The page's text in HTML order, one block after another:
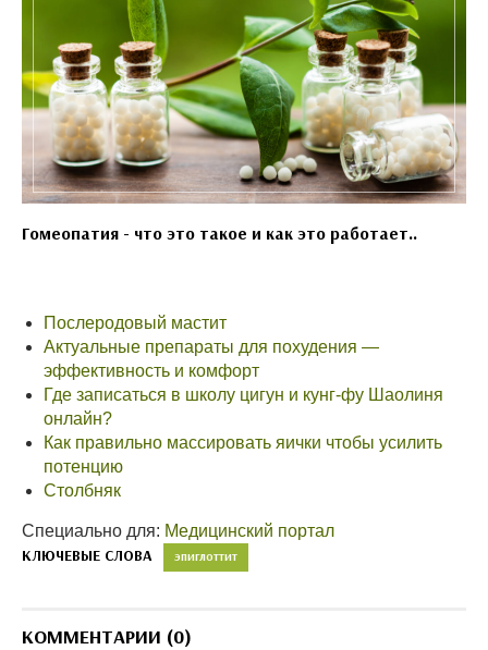
Гомеопатия - что это такое и как это работает..
Послеродовый мастит
Актуальные препараты для похудения —
эффективность и комфорт
Где записаться в школу цигун и кунг-фу Шаолиня
онлайн?
Как правильно массировать яички чтобы усилить
потенцию
Столбняк
Специально для: Медицинский портал
КЛЮЧЕВЫЕ СЛОВА ЭПИГЛОТТИТ
КОММЕНТАРИИ (0)